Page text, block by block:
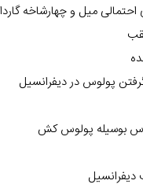
احتمالی میل و چهارشاخه
پولوس در دیفرانسیل
بوسیله پولوس کش